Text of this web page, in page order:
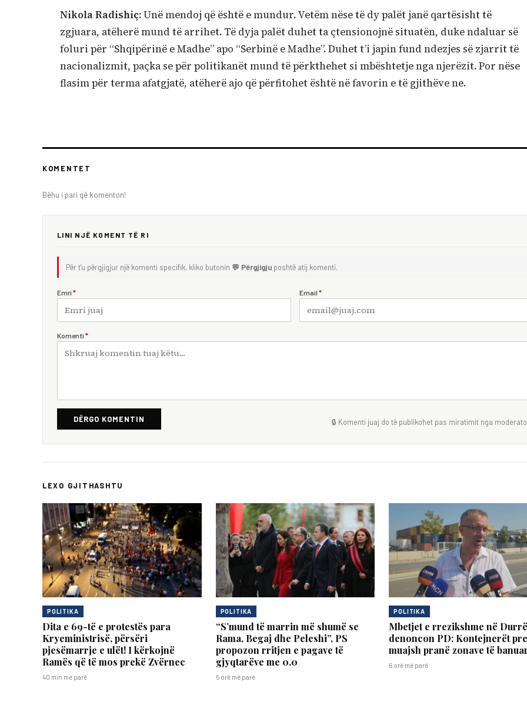
Nikola Radishiç: Unë mendoj që është e mundur. Vetëm nëse të dy palët janë qartësisht të
zgjuara, atëherë mund të arrihet. Të dyja palët duhet ta çtensionojnë situatën, duke ndaluar së
foluri për “Shqipërinë e Madhe” apo “Serbinë e Madhe”. Duhet t’i japin fund ndezjes së zjarrit të
nacionalizmit, paçka se për politikanët mund të përkthehet si mbështetje nga njerëzit. Por nëse
flasim për terma afatgjatë, atëherë ajo që përfitohet është në favorin e të gjithëve ne.
KOMENTET
Bëhu i pari që komenton!
LINI NJË KOMENT TË RI
Për t'u përgjigjur një komenti specifik, kliko butonin 💬 Përgjigju poshtë atij komenti.
Emri * Email *
Komenti *
DËRGO KOMENTIN 🔒 Komenti juaj do të publikohet pas miratimit nga
LEXO GJITHASHTU
POLITIKA
Dita e 69-të e protestës para
Kryeministrisë, përsëri
pjesëmarrje e ulët! I kërkojnë
Ramës që të mos prekë Zvërnec
40 min më parë
POLITIKA
“S’mund të marrin më shumë se
Rama, Begaj dhe Peleshi”, PS
propozon rritjen e pagave të
gjyqtarëve me 0.0
5 orë më parë
POLITIKA
Mbetjet e rrezikshme në
denoncon PD: Kontejnerët
muajsh pranë zonave të
6 orë më parë